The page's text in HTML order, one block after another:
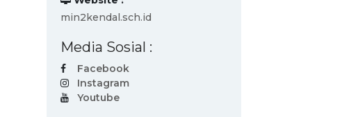
min2kendal.sch.id
Media Sosial :
Facebook
Instagram
Youtube